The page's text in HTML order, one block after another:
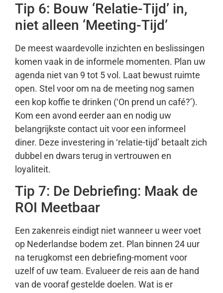
Tip 6: Bouw ‘Relatie-Tijd’ in,
niet alleen ‘Meeting-Tijd’
De meest waardevolle inzichten en beslissingen
komen vaak in de informele momenten. Plan uw
agenda niet van 9 tot 5 vol. Laat bewust ruimte
open. Stel voor om na de meeting nog samen
een kop koffie te drinken (‘On prend un café?’).
Kom een avond eerder aan en nodig uw
belangrijkste contact uit voor een informeel
diner. Deze investering in ‘relatie-tijd’ betaalt zich
dubbel en dwars terug in vertrouwen en
loyaliteit.
Tip 7: De Debriefing: Maak de
ROI Meetbaar
Een zakenreis eindigt niet wanneer u weer voet
op Nederlandse bodem zet. Plan binnen 24 uur
na terugkomst een debriefing-moment voor
uzelf of uw team. Evalueer de reis aan de hand
van de vooraf gestelde doelen. Wat is er